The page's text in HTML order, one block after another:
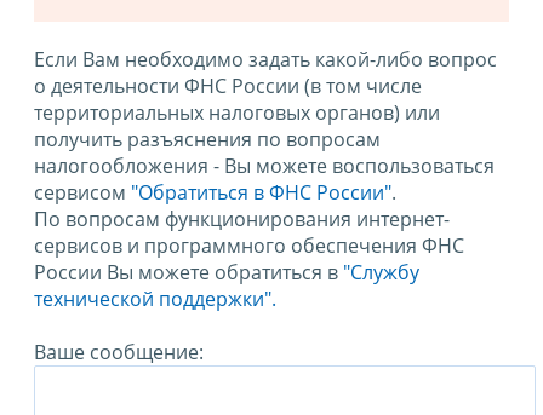
Если Вам необходимо задать какой-либо вопрос
о деятельности ФНС России (в том числе
территориальных налоговых органов) или
получить разъяснения по вопросам
налогообложения - Вы можете воспользоваться
сервисом "Обратиться в ФНС России".
По вопросам функционирования интернет-
сервисов и программного обеспечения ФНС
России Вы можете обратиться в "Службу
технической поддержки".
Ваше сообщение: